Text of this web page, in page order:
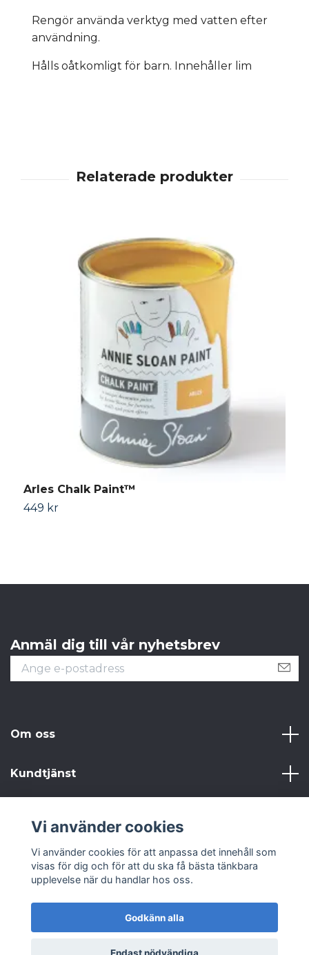
Rengör använda verktyg med vatten efter
användning.
Hålls oåtkomligt för barn. Innehåller lim
Arles Chalk Paint™
449 kr
Anmäl dig till vår nyhetsbrev
Om oss
Kundtjänst
Sociala medier
© 2026 Från Gammalt till Annat AB
Vi använder cookies
Vi använder cookies för att anpassa det innehåll som
visas för dig och för att du ska få bästa tänkbara
upplevelse när du handlar hos oss.
Godkänn alla